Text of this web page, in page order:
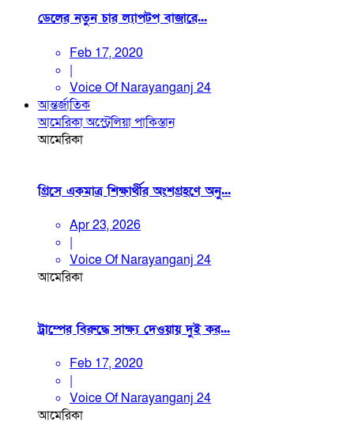
ডেলের নতুন চার ল্যাপটপ বাজারে...
Feb 17, 2020
|
Voice Of Narayanganj 24
আন্তর্জাতিক
আমেরিকাঅস্ট্রেলিয়াপাকিস্তান
আমেরিকা
গ্রিসে একমাত্র শিক্ষার্থীর অংশগ্রহণে অনু...
Apr 23, 2026
|
Voice Of Narayanganj 24
আমেরিকা
ট্রাম্পের বিরুদ্ধে সাক্ষ্য দেওয়ায় দুই কর...
Feb 17, 2020
|
Voice Of Narayanganj 24
আমেরিকা